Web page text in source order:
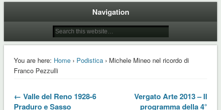
Navigation
You are here: Home› Podistica› Michele Mineo nel ricordo di
Franco Pezzulli
← Valle del Reno 1928-6
Praduro e Sasso
Vergato Arte 2013 – Il
programma della 4°